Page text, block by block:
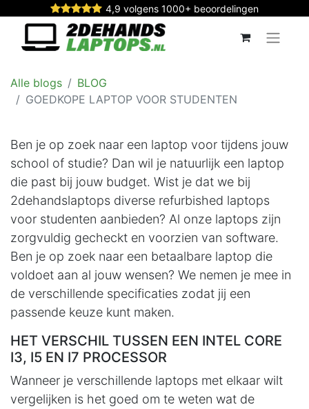
4,9 volgens 1000+ beoordelingen
Alle blogs
BLOG
GOEDKOPE LAPTOP VOOR STUDENTEN
Ben je op zoek naar een laptop voor tijdens jouw
school of studie? Dan wil je natuurlijk een laptop
die past bij jouw budget. Wist je dat we bij
2dehandslaptops diverse refurbished laptops
voor studenten aanbieden? Al onze laptops zijn
zorgvuldig gecheckt en voorzien van software.
Ben je op zoek naar een betaalbare laptop die
voldoet aan al jouw wensen? We nemen je mee in
de verschillende specificaties zodat jij een
passende keuze kunt maken.
HET VERSCHIL TUSSEN EEN INTEL CORE
I3, I5 EN I7 PROCESSOR
Wanneer je verschillende laptops met elkaar wilt
vergelijken is het goed om te weten wat de